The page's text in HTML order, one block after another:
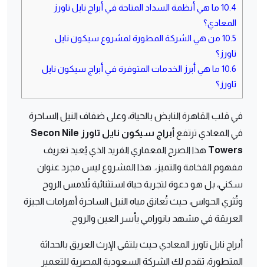
10.4 ما هي أنظمة السداد المتاحة في أبراج نايل تاورز
المعادي؟
10.5 من هي الشركة المطورة لمشروع سيكون نايل
تاورز؟
10.6 ما هي أبرز الخدمات المتوفرة في أبراج سيكون نايل
تاورز؟
في قلب القاهرة النابض بالحياة، وعلى ضفاف النيل الساحرة
في المعادي ترتفع أ
براج سيكون نايل تاورز Secon Nile
Towers هذا الصرح المعماري الفريد الذي يُعيد تعريف
مفهوم الفخامة والتميز،. هذا المشروع ليس مجرد عنوان
سكني، بل هو دعوة لتجربة حياة استثنائية تُلامس الروح
وتُثري الحواس، حيث تُعانق مياه النيل الساحرة أهرامات الجيزة
العريقة في مشهد بانورامي يأسر العين والروح.
أبراج نايل تاورز المعادي حيث يلتقي الإرث العريق بالحداثة
المتطورة، تقدم لك الشركة السعودية المصرية للتعمير